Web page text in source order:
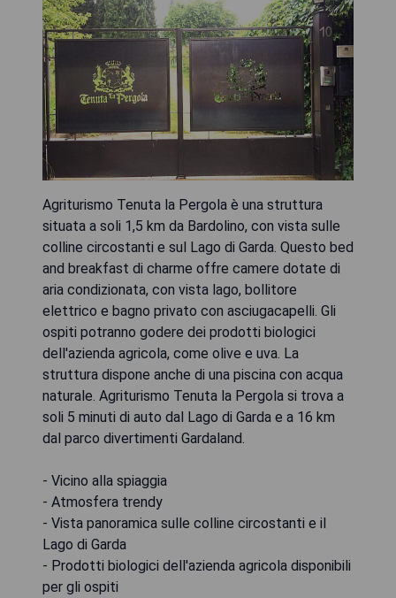
Agriturismo Tenuta la Pergola è una struttura
situata a soli 1,5 km da Bardolino, con vista sulle
colline circostanti e sul Lago di Garda. Questo bed
and breakfast di charme offre camere dotate di
aria condizionata, con vista lago, bollitore
elettrico e bagno privato con asciugacapelli. Gli
ospiti potranno godere dei prodotti biologici
dell'azienda agricola, come olive e uva. La
struttura dispone anche di una piscina con acqua
naturale. Agriturismo Tenuta la Pergola si trova a
soli 5 minuti di auto dal Lago di Garda e a 16 km
dal parco divertimenti Gardaland.
- Vicino alla spiaggia
- Atmosfera trendy
- Vista panoramica sulle colline circostanti e il
Lago di Garda
- Prodotti biologici dell'azienda agricola disponibili
per gli ospiti